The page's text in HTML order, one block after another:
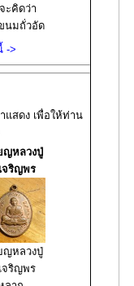
ะคิดว่า
นมถั่วอัด
เคยกิน
นคือ
พิมพ์
บื้องโบสถ์
กเราใช้ว
->
แสดง เพื่อให้ท่าน
ญหลวงปู่
จริญพร
ญหลวงปู่
จริญพร